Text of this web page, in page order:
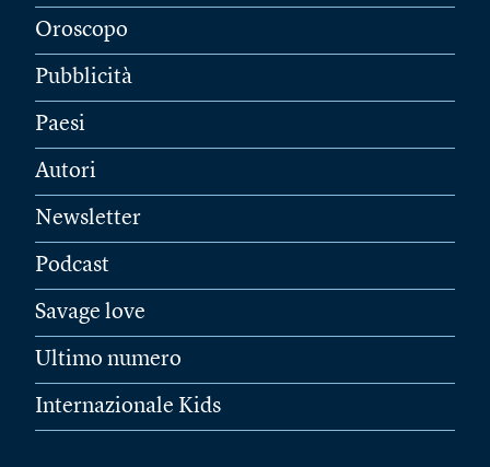
Oroscopo
Pubblicità
Paesi
Autori
Newsletter
Podcast
Savage love
Ultimo numero
Internazionale Kids